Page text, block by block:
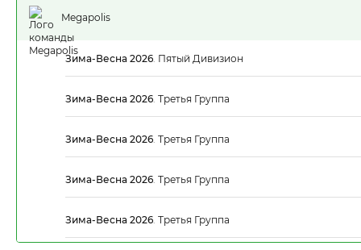
Megapolis
Зима-Весна 2026. Пятый Дивизион
Зима-Весна 2026. Третья Группа
Зима-Весна 2026. Третья Группа
Зима-Весна 2026. Третья Группа
Зима-Весна 2026. Третья Группа